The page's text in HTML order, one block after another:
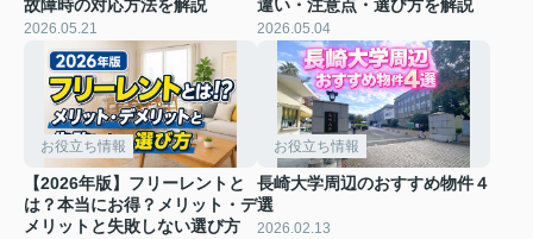
故障時の対応方法を解説
2026.05.21
違い・注意点・選び方を解説
2026.05.04
お役立ち情報
【2026年版】フリーレントと
は？本当にお得？メリット・デ
メリットと失敗しない選び方
お役立ち情報
長崎大学周辺のおすすめ物件４
選
2026.02.13